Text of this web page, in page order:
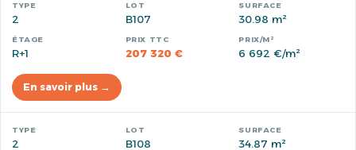
2 B107 30.98 m²
R+1 207 320 € 6 692 €/m²
En savoir plus →
2 B108 34.87 m²